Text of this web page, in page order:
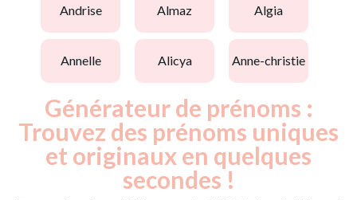
andrise almaz algia
annelle alicya anne-christie
Générateur de prénoms :
Trouvez des prénoms uniques
et originaux en quelques
secondes !